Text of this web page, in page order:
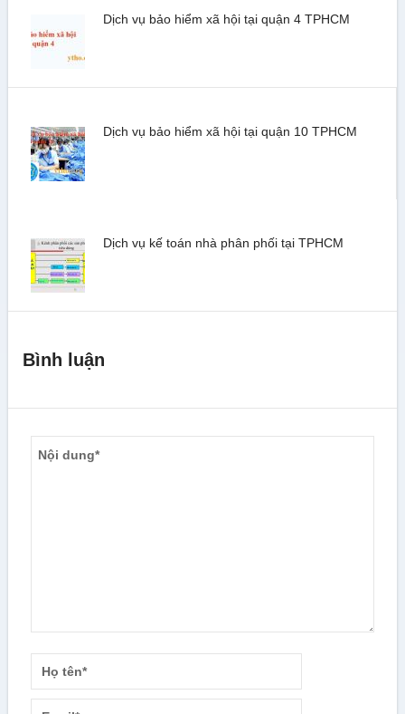
Dịch vụ bảo hiểm xã hội tại quận 4 TPHCM
Dịch vụ bảo hiểm xã hội tại quận 10 TPHCM
Dịch vụ kế toán nhà phân phối tại TPHCM
Bình luận